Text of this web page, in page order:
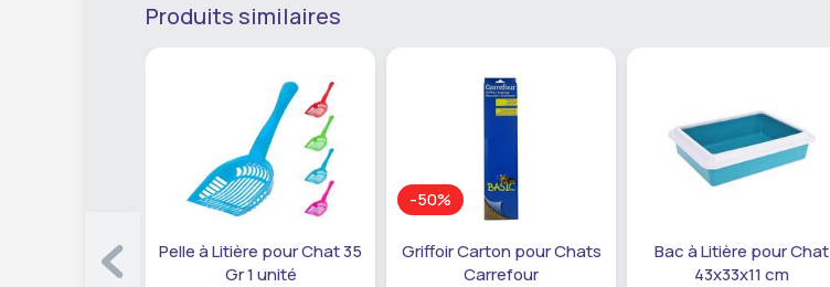
Produits similaires
Pelle à Litière pour Chat 35
Gr 1 unité
-50%
Griffoir Carton pour Chats
Carrefour
Bac à Litière pour Chat
43x33x11 cm